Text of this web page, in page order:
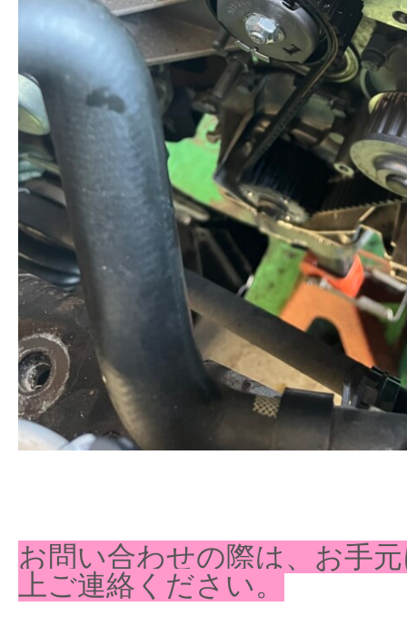
お問い合わせの際は、お手
上ご連絡ください。